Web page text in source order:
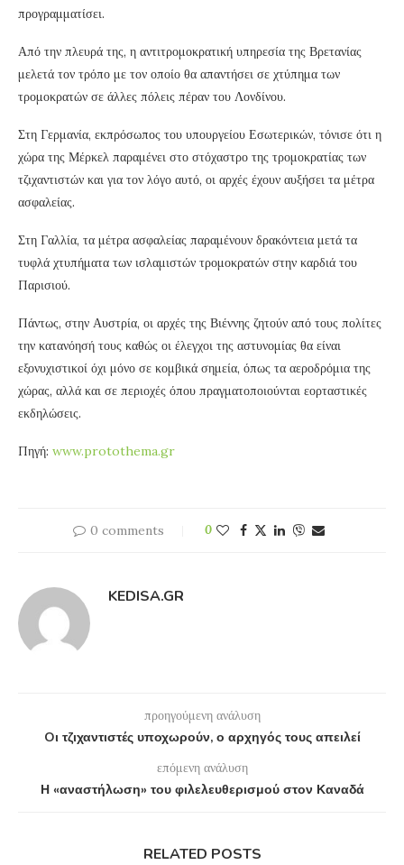
προγραμματίσει.
Από την πλευρά της, η αντιτρομοκρατική υπηρεσία της Βρετανίας
μελετά τον τρόπο με τον οποίο θα απαντήσει σε χτύπημα των
τρομοκρατών σε άλλες πόλεις πέραν του Λονδίνου.
Στη Γερμανία, εκπρόσωπος του υπουργείου Εσωτερικών, τόνισε ότι η
χώρα της Μέρκελ παραμένει στο στόχαστρο της τρομοκρατίας των
τζιχαντιστών και για τον λόγο αυτό, οι αρχές έχουν αυξήσει τα μέτρα
ασφαλείας.
Στη Γαλλία, τα μέτρα ασφαλείας παραμένουν δρακόντεια μετά τα
τυφλά χτυπήματα των ισλαμιστών τρομοκρατών στην καρδιά του
Παρισιού.
Πάντως, στην Αυστρία, οι αρχές της Βιέννης ζητούν από τους πολίτες
την κατανόησή τους καθώς οι έλεγχοι της αστυνομίας θα είναι
εξονυχιστικοί όχι μόνο σε κομβικά σημεία, όπως τα αεροδρόμια της
χώρας, αλλά και σε περιοχές όπου πραγματοποιούνται εορταστικές
εκδηλώσεις.
Πηγή: www.protothema.gr
0 comments 0
KEDISA.GR
προηγούμενη ανάλυση
Oι τζιχαντιστές υποχωρούν, ο αρχηγός τους απειλεί
επόμενη ανάλυση
Η «αναστήλωση» του φιλελευθερισμού στον Καναδά
RELATED POSTS